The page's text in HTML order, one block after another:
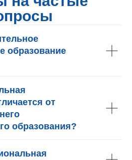
образование
от
образования?